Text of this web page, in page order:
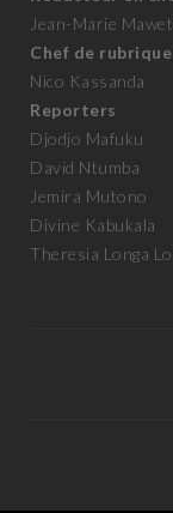
Jean-Marie
Chef de
Nico Kassanda
Reporters
Djodjo Mafuku
David Ntumba
Jemira Mutono
Divine Kabukala
Theresia Longa